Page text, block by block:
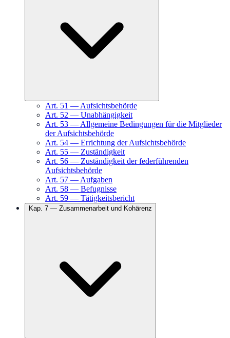
Art. 51 — Aufsichtsbehörde
Art. 52 — Unabhängigkeit
Art. 53 — Allgemeine Bedingungen für die Mitglieder
der Aufsichtsbehörde
Art. 54 — Errichtung der Aufsichtsbehörde
Art. 55 — Zuständigkeit
Art. 56 — Zuständigkeit der federführenden
Aufsichtsbehörde
Art. 57 — Aufgaben
Art. 58 — Befugnisse
Art. 59 — Tätigkeitsbericht
Kap. 7 — Zusammenarbeit und Kohärenz